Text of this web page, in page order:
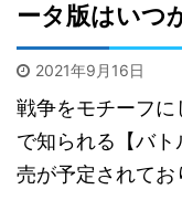
ータ版はいつ
2021年9月16日
戦争をモチーフ
で知られる【バ
売が予定されてお